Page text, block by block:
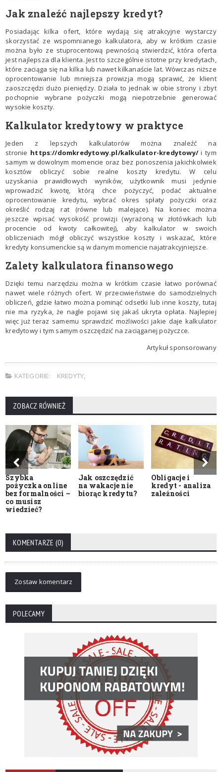
Jak znaleźć najlepszy kredyt?
Posiadając kilka ofert, które wydają się atrakcyjne wystarczy
skorzystać ze wspomnianego kalkulatora, aby w krótkim czasie
można było ze stuprocentową pewnością stwierdzić, która oferta
jest najlepsza dla klienta. Jest to szczególnie istotne przy kredytach,
które zaciąga się na kilka lub nawet kilkanaście lat. Wówczas niższe
oprocentowanie lub mniejsza prowizja mogą sprawić, że klient
zaoszczędzi dużo pieniędzy. Działa to jednak w obie strony i zbyt
pochopnie wybrane pożyczki mogą niepotrzebnie generować
wysokie koszty.
Kalkulator kredytowy w praktyce
Jeden z lepszych kalkulatorów można znaleźć na
stronie https://domkredytowy.pl/kalkulator-kredytowy/i tym
samym w dowolnym momencie oraz bez ponoszenia jakichkolwiek
kosztów obliczyć sobie realne koszty kredytu. W celu
uzyskania prawidłowych wyników, użytkownik musi jedynie
wprowadzić kwotę, którą chce pożyczyć, podać aktualne
oprocentowanie kredytu, wybrać okres spłaty pożyczki oraz
określić rodzaj rat (równe lub malejące). Na koniec można
jeszcze wpisać wysokość prowizji (wyrażoną w złotówkach lub
procencie od kwoty całkowitej), aby kalkulator w swoich
obliczeniach mógł obliczyć wszystkie koszty i wskazać, które
kredyty konsumenckie są w danym momencie najatrakcyjniejsze.
Zalety kalkulatora finansowego
Dzięki temu narzędziu można w krótkim czasie łatwo porównać
nawet wiele różnych ofert. W przeciwieństwie do samodzielnych
obliczeń, gdzie łatwo można pominąć odsetki lub inne koszty, tutaj
nie ma ryzyka, że nagle pojawi się jakaś ukryta opłata. Najlepiej
więc już teraz samemu sprawdzić możliwości jakie daje kalkulator
kredytowy i tym samym oszczędzić na zaciąganej pożyczce.
Artykuł sponsorowany
KATEGORIE: KREDYTY,
ZOBACZ RÓWNIEŻ
Szybka
pożyczka online
bez formalności –
co musisz
wiedzieć?
Jak oszczędzić
na wakacje nie
biorąc kredytu?
Obligacje i
kredyt - analiza
zależności
KOMENTARZE (0)
Zostaw komentarz
POLECAMY